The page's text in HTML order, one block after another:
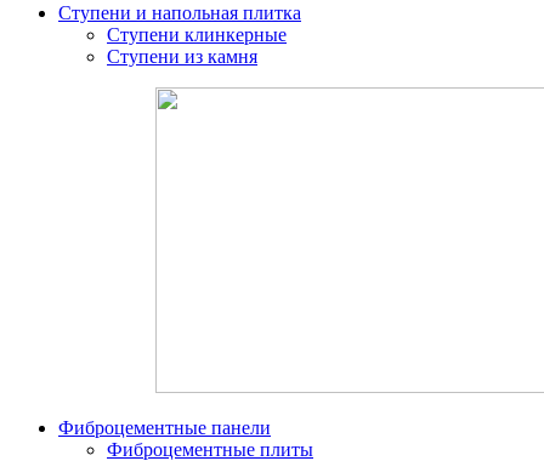
Ступени и напольная плитка
Ступени клинкерные
Ступени из камня
Фиброцементные панели
Фиброцементные плиты